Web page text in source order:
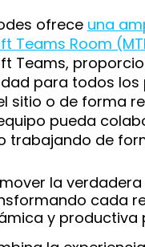
ofrece una
Teams Room
Teams,
para todos los
sitio o de forma
pueda
trabajando de
la
cada
y productiva